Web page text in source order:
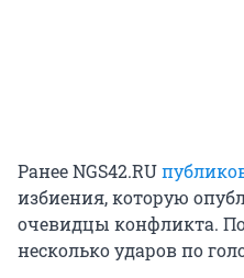
Ранее NGS42.RU
избиения, которую
очевидцы конфликта.
несколько ударов по